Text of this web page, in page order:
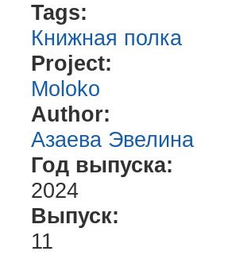
Tags:
Книжная полка
Project:
Moloko
Author:
Азаева Эвелина
Год выпуска:
2024
Выпуск:
11